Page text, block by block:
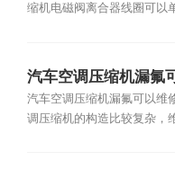
缩机电磁阀离合器线圈可以
汽车空调压缩机漏氟
汽车空调压缩机漏氟可以维
调压缩机的构造比较复杂，